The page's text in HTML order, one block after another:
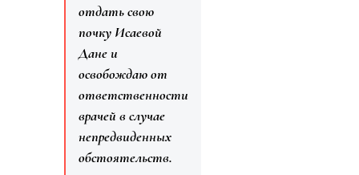
отдать свою
почку Исаевой
Дане и
освобождаю от
ответственности
врачей в случае
непредвиденных
обстоятельств.